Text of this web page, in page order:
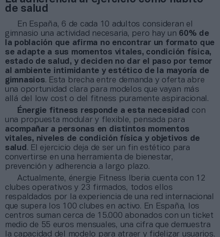
de salud
En España, 6 de cada 10 adultos consideran el
gimnasio una actividad necesaria, pero hay un 60% de
la población que afirma no encontrar un formato que
se adapte a sus momentos vitales, condición física,
estado de salud, y deciden no dar el paso por temor
al ambiente intimidante y estético de la mayoría de
gimnasios. Esta brecha entre demanda y oferta abre
una oportunidad clara para modelos que vayan más
allá del low cost o del fitness puramente aspiracional.
Énergie fitness responde a esta necesidad con
una propuesta modular y flexible, pensada para
acompañar a personas en distintos momentos
vitales, niveles de condición física y objetivos de
salud . El ejercicio deja de ser un fin estético para
convertirse en una herramienta de bienestar,
prevención y adherencia a largo plazo.
Actualmente, énergie Fitness Iberia cuenta con 12
clubes operativos y 23 firmados, todos ellos
respaldados por la experiencia de una red internacional
que supera los 100 clubes en activo. En España, los
centros suman cerca de 15.000 abonados con un ticket
medio de 55 euros mensuales, una cifra que demuestra
la capacidad del modelo para atraer y fidelizar usuarios.